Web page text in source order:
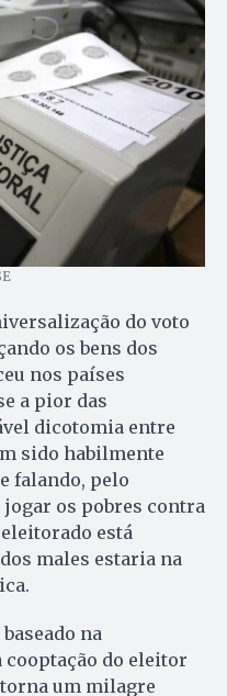
do voto
os bens dos
nos países
a pior das
dicotomia entre
sido habilmente
falando, pelo
os pobres contra
está
males estaria na
na
cooptação do eleitor
torna um milagre